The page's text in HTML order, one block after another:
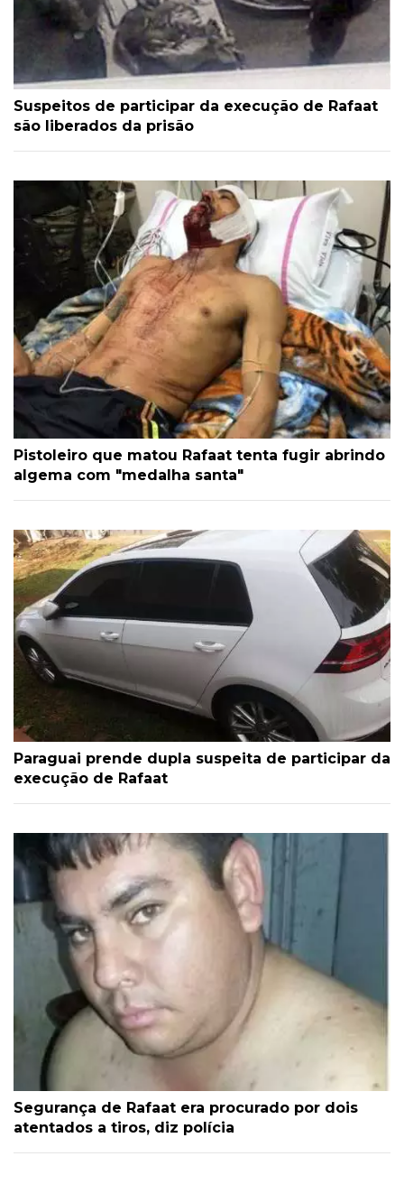
Suspeitos de participar da execução de Rafaat
são liberados da prisão
Pistoleiro que matou Rafaat tenta fugir abrindo
algema com "medalha santa"
Paraguai prende dupla suspeita de participar da
execução de Rafaat
Segurança de Rafaat era procurado por dois
atentados a tiros, diz polícia